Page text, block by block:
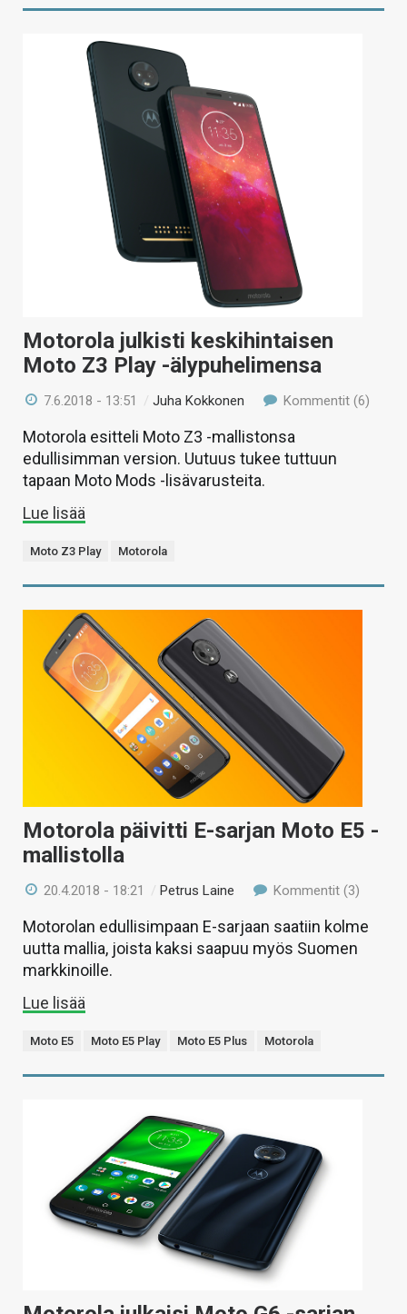
Motorola julkisti keskihintaisen
Moto Z3 Play -älypuhelimensa
7.6.2018 - 13:51 /Juha Kokkonen Kommentit (6)
Motorola esitteli Moto Z3 -mallistonsa
edullisimman version. Uutuus tukee tuttuun
tapaan Moto Mods -lisävarusteita.
Lue lisää
Moto Z3 Play Motorola
Motorola päivitti E-sarjan Moto E5 -
mallistolla
20.4.2018 - 18:21 /Petrus Laine Kommentit (3)
Motorolan edullisimpaan E-sarjaan saatiin kolme
uutta mallia, joista kaksi saapuu myös Suomen
markkinoille.
Lue lisää
Moto E5 Moto E5 Play Moto E5 Plus Motorola